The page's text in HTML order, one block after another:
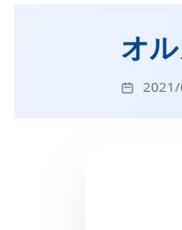
オ